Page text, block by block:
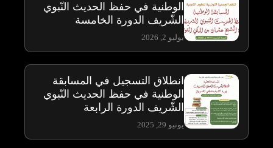
الوطنية في حفظ الحديث النّبوي
الشّريف الدورة الخامسة
يوليو 2, 2026
انطلاق التسجيل في المسابقة
الوطنية في حفظ الحديث النّبوي
الشّريف الدورة الرابعة
يونيو 29, 2025